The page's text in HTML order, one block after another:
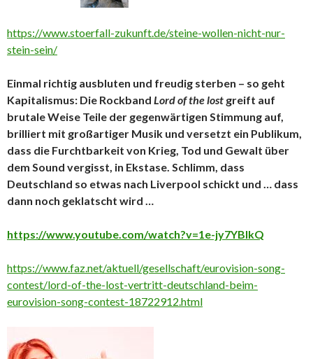
https://www.stoerfall-zukunft.de/steine-wollen-nicht-nur-
stein-sein/
Einmal richtig ausbluten und freudig sterben – so geht
Kapitalismus: Die Rockband Lord of the lost greift auf
brutale Weise Teile der gegenwärtigen Stimmung auf,
brilliert mit großartiger Musik und versetzt ein Publikum,
dass die Furchtbarkeit von Krieg, Tod und Gewalt über
dem Sound vergisst, in Ekstase. Schlimm, dass
Deutschland so etwas nach Liverpool schickt und … dass
dann noch geklatscht wird …
https://www.youtube.com/watch?v=1e-jy7YBIkQ
https://www.faz.net/aktuell/gesellschaft/eurovision-song-
contest/lord-of-the-lost-vertritt-deutschland-beim-
eurovision-song-contest-18722912.html